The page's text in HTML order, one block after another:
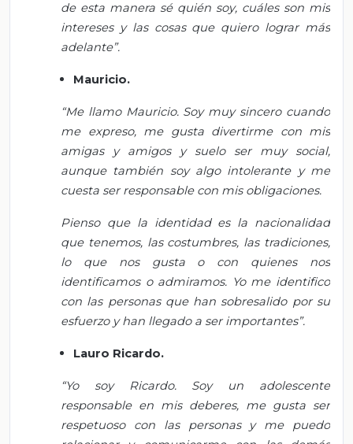
de esta manera sé quién soy, cuáles son mis
intereses y las cosas que quiero lograr más
adelante”.
Mauricio.
“Me llamo Mauricio. Soy muy sincero cuando
me expreso, me gusta divertirme con mis
amigas y amigos y suelo ser muy social,
aunque también soy algo intolerante y me
cuesta ser responsable con mis obligaciones.
Pienso que la identidad es la nacionalidad
que tenemos, las costumbres, las tradiciones,
lo que nos gusta o con quienes nos
identificamos o admiramos. Yo me identifico
con las personas que han sobresalido por su
esfuerzo y han llegado a ser importantes”.
Lauro Ricardo.
“Yo soy Ricardo. Soy un adolescente
responsable en mis deberes, me gusta ser
respetuoso con las personas y me puedo